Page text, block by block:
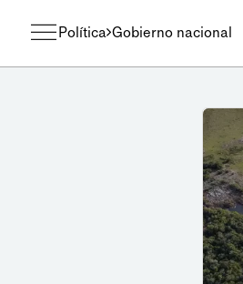
Política Gobierno nacional